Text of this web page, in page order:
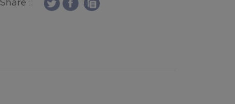
Share :